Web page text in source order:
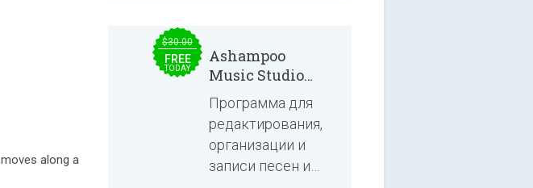
along a
$30.00
FREE
TODAY
Ashampoo
Music Studio
2025
Программа для
редактирования,
организации и
записи песен и